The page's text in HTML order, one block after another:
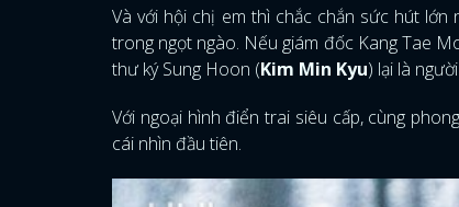
Và với hội chị em thì chắc chắn sức hút lớn
trong ngọt ngào. Nếu giám đốc Kang Tae
thư ký Sung Hoon (Kim Min Kyu) lại là
Với ngoại hình điển trai siêu cấp, cùng
cái nhìn đầu tiên.